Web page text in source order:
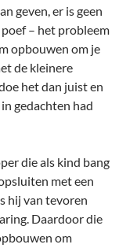
geven, er is geen
– het probleem
opbouwen om je
de kleinere
het dan juist en
gedachten had
die als kind bang
met een
hij van tevoren
Daardoor die
om